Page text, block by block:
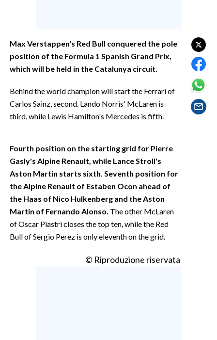
NOTIZIE
EVENTI
INSULARITÀ
VIDEO
INFO AZIENDE
ABBONATI
ANNUNCI
Max Verstappen's Red Bull conquered the pole
position of the Formula 1 Spanish Grand Prix,
which will be held in the Catalunya circuit.
Behind the world champion will start the Ferrari of
Carlos Sainz, second. Lando Norris' McLaren is
third, while Lewis Hamilton's Mercedes is fifth.
Fourth position on the starting grid for Pierre
Gasly's Alpine Renault, while Lance Stroll's
Aston Martin starts sixth. Seventh position for
the Alpine Renault of Estaben Ocon ahead of
the Haas of Nico Hulkenberg and the Aston
Martin of Fernando Alonso. The other McLaren
of Oscar Piastri closes the top ten, while the Red
Bull of Sergio Perez is only eleventh on the grid.
© Riproduzione riservata